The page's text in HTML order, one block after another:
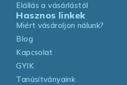
Elállás a vásárlástól
Hasznos linkek
Miért vásároljon nálunk?
Blog
Kapcsolat
GYIK
Tanúsítványaink